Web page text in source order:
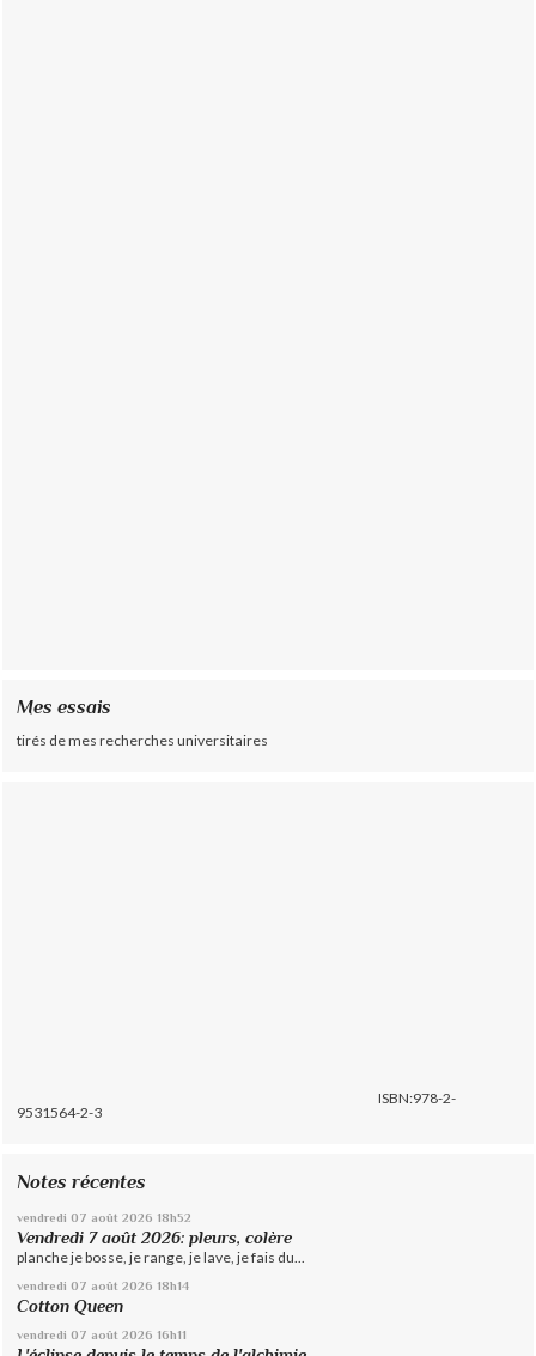
Mes essais
tirés de mes recherches universitaires
ISBN:978-2-
9531564-2-3
Notes récentes
vendredi 07 août 2026 18h52
Vendredi 7 août 2026: pleurs, colère
planche je bosse, je range, je lave, je fais du...
vendredi 07 août 2026 18h14
Cotton Queen
vendredi 07 août 2026 16h11